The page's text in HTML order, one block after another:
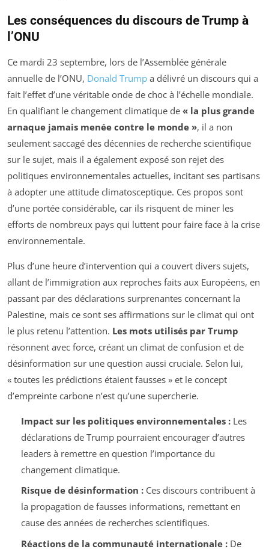
Les conséquences du discours de Trump à
l’ONU
Ce mardi 23 septembre, lors de l’Assemblée générale
annuelle de l’ONU, Donald Trump a délivré un discours qui a
fait l’effet d’une véritable onde de choc à l’échelle mondiale.
En qualifiant le changement climatique de « la plus grande
arnaque jamais menée contre le monde », il a non
seulement saccagé des décennies de recherche scientifique
sur le sujet, mais il a également exposé son rejet des
politiques environnementales actuelles, incitant ses partisans
à adopter une attitude climatosceptique. Ces propos sont
d’une portée considérable, car ils risquent de miner les
efforts de nombreux pays qui luttent pour faire face à la crise
environnementale.
Plus d’une heure d’intervention qui a couvert divers sujets,
allant de l’immigration aux reproches faits aux Européens, en
passant par des déclarations surprenantes concernant la
Palestine, mais ce sont ses affirmations sur le climat qui ont
le plus retenu l’attention. Les mots utilisés par Trump
résonnent avec force, créant un climat de confusion et de
désinformation sur une question aussi cruciale. Selon lui,
« toutes les prédictions étaient fausses » et le concept
d’empreinte carbone n’est qu’une supercherie.
Impact sur les politiques environnementales :Les
déclarations de Trump pourraient encourager d’autres
leaders à remettre en question l’importance du
changement climatique.
Risque de désinformation :Ces discours contribuent à
la propagation de fausses informations, remettant en
cause des années de recherches scientifiques.
Réactions de la communauté internationale :De